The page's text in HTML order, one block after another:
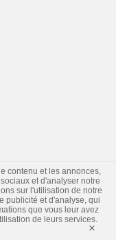
contenu et les annonces,
et d'analyser notre
sur l'utilisation de notre
publicité et d'analyse, qui
que vous leur avez
de leurs services.
×